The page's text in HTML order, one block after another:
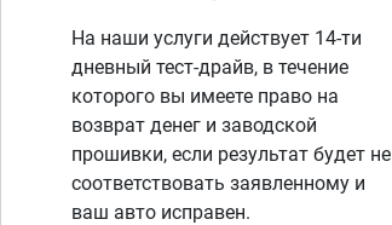
На наши услуги действует 14-ти
дневный тест-драйв, в течение
которого вы имеете право на
возврат денег и заводской
прошивки, если результат будет не
соответствовать заявленному и
ваш авто исправен.